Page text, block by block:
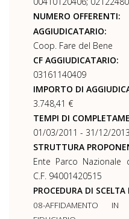
NUMERO OFFERENTI:
AGGIUDICATARIO:
Coop. Fare del Bene
CF AGGIUDICATARIO:
03161140409
IMPORTO DI
3.748,41 €
TEMPI DI
01/03/2011 - 31/12/2013
STRUTTURA
Ente Parco Nazionale
C.F. 94001420515
PROCEDURA DI
08-AFFIDAMENTO